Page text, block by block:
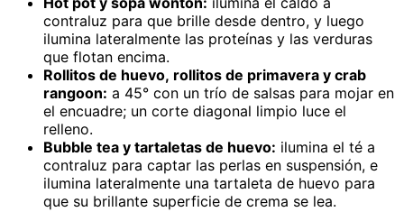
contraluz para que brille desde dentro, y luego
ilumina lateralmente las proteínas y las verduras
que flotan encima.
Rollitos de huevo, rollitos de primavera y crab
rangoon: a 45° con un trío de salsas para mojar en
el encuadre; un corte diagonal limpio luce el
relleno.
Bubble tea y tartaletas de huevo: ilumina el té a
contraluz para captar las perlas en suspensión, e
ilumina lateralmente una tartaleta de huevo para
que su brillante superficie de crema se lea.